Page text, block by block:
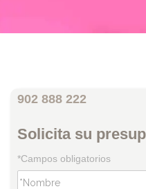
902 888 222
Solicita su
*Campos obligatorios